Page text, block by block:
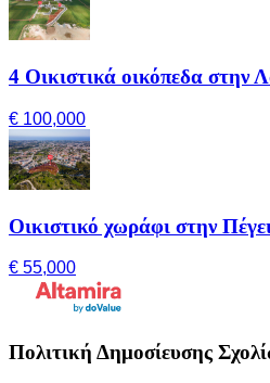
4 Οικιστικά οικόπεδα στην
€ 100,000
Οικιστικό χωράφι στην
€ 55,000
Πολιτική Δημοσίευσης